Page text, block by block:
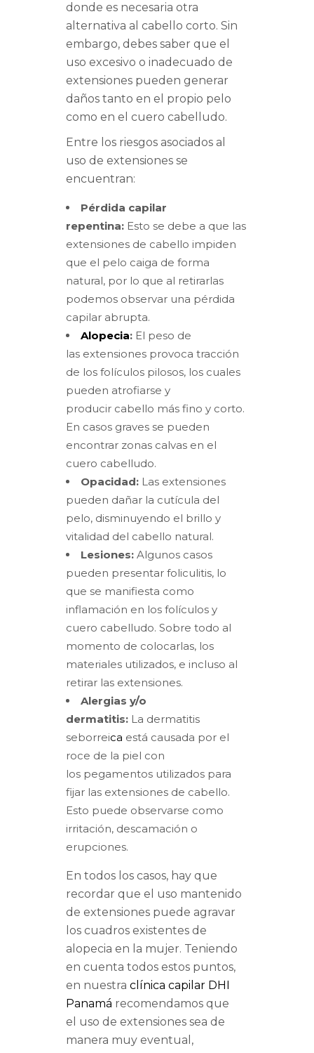
donde es necesaria otra
alternativa al cabello corto. Sin
embargo, debes saber que el
uso excesivo o inadecuado de
extensiones pueden generar
daños tanto en el propio pelo
como en el cuero cabelludo.
Entre los riesgos asociados al
uso de extensiones se
encuentran:
Pérdida capilar
repentina: Esto se debe a que las
extensiones de cabello impiden
que el pelo caiga de forma
natural, por lo que al retirarlas
podemos observar una pérdida
capilar abrupta.
Alopecia: El peso de
las extensiones provoca tracción
de los folículos pilosos, los cuales
pueden atrofiarse y
producir cabello más fino y corto.
En casos graves se pueden
encontrar zonas calvas en el
cuero cabelludo.
Opacidad: Las extensiones
pueden dañar la cutícula del
pelo, disminuyendo el brillo y
vitalidad del cabello natural.
Lesiones: Algunos casos
pueden presentar foliculitis, lo
que se manifiesta como
inflamación en los folículos y
cuero cabelludo. Sobre todo al
momento de colocarlas, los
materiales utilizados, e incluso al
retirar las extensiones.
Alergias y/o
dermatitis: La dermatitis
seborreica está causada por el
roce de la piel con
los pegamentos utilizados para
fijar las extensiones de cabello.
Esto puede observarse como
irritación, descamación o
erupciones.
En todos los casos, hay que
recordar que el uso mantenido
de extensiones puede agravar
los cuadros existentes de
alopecia en la mujer. Teniendo
en cuenta todos estos puntos,
en nuestra clínica capilar DHI
Panamá recomendamos que
el uso de extensiones sea de
manera muy eventual,